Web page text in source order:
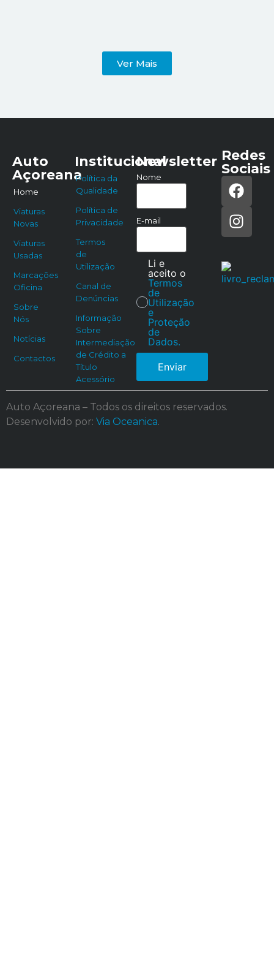
Ver Mais
Auto
Açoreana
Home
Viaturas
Novas
Viaturas
Usadas
Marcações
Oficina
Sobre
Nós
Notícias
Contactos
Institucional
Política da
Qualidade
Política de
Privacidade
Termos
de
Utilização
Canal de
Denúncias
Informação
Sobre
Intermediação
de Crédito a
Título
Acessório
Newsletter
Nome
E-mail
Li e
aceito o
Termos
de
Utilização
e
Proteção
de
Dados.
Enviar
Redes
Sociais
Auto Açoreana – Todos os direitos reservados.
Desenvolvido por: Via Oceanica.